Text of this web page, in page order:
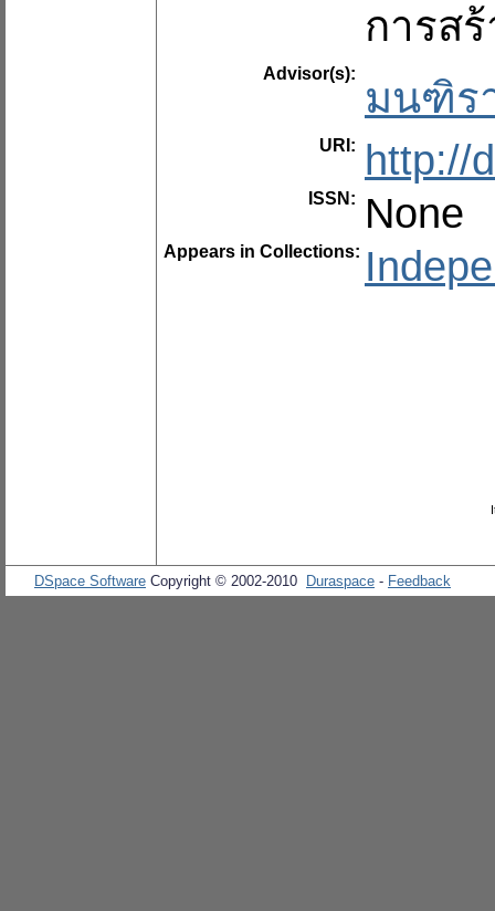
การส
Advisor(s):
มนฑิร
URI: http://
ISSN: None
Appears in Collections:
DSpace Software Copyright © 2002-2010 Duraspace - Feedback